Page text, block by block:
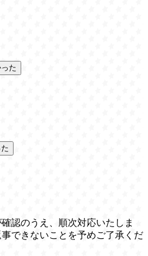
た
認のうえ、順次対応いたしま
できないことを予めご了承くだ